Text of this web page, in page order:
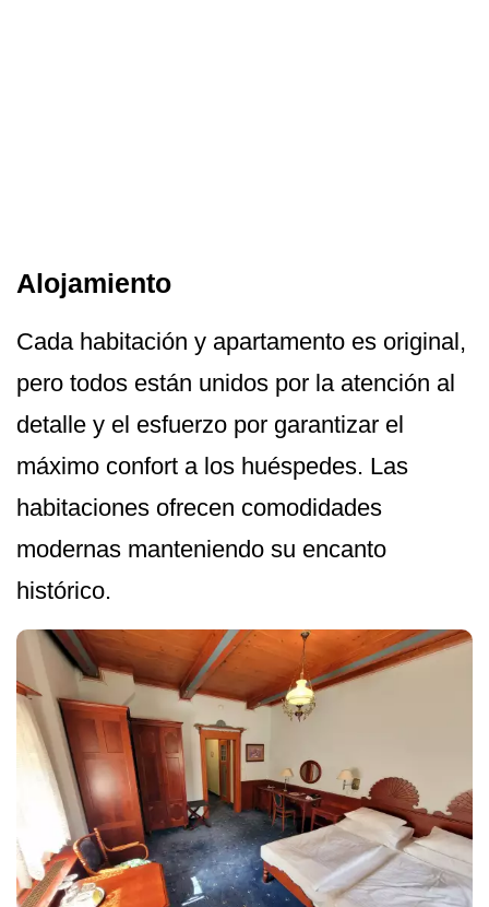
Alojamiento
Cada habitación y apartamento es original,
pero todos están unidos por la atención al
detalle y el esfuerzo por garantizar el
máximo confort a los huéspedes. Las
habitaciones ofrecen comodidades
modernas manteniendo su encanto
histórico.